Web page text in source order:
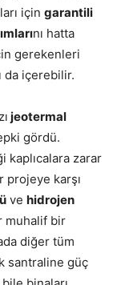
için garantili
nı hatta
gerekenleri
da içerebilir.
jeotermal
gördü.
kaplıcalara zarar
karşı
ve hidrojen
muhalif bir
diğer tüm
santraline güç